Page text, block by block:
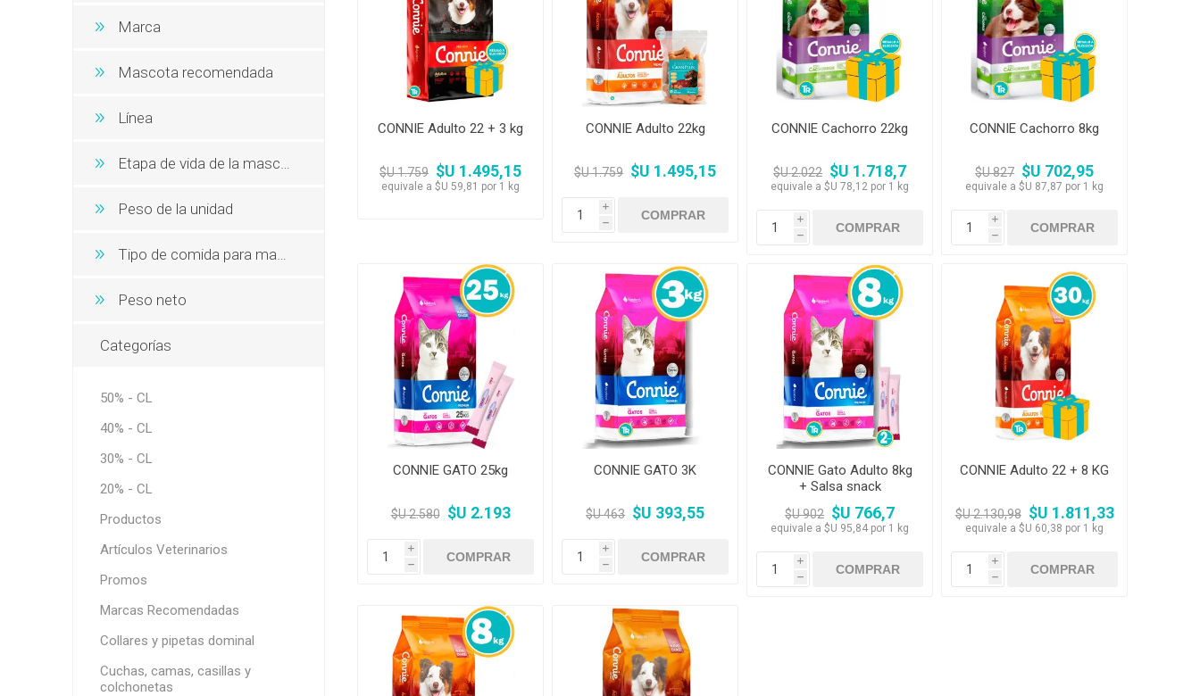
MV Holliday
Primocao
Biofresh
Three Dogs &
Three Cats
Kat Bom
Cachorreiros
Monello Bites
Dietas Veterinarias
Comedero y Bebedero
Juguetes
Chapitas identificatorias
Camas, Cuchas y
Colchonetas
Estética e Higiene
Antipulgas y Antiparasitarios
Artículos Postoperatorio
Shampoos
Snacks, Premios y Patés
Dietas Veterinarias
Transportadoras
Juguetes
Collares y Arneses
Rascadores
Chapitas Identificatorias
Medicamentos
Estética (Cepillos, peines y
tijeras)
Antipulgas y Antiparasitarios
Artículos Postoperatorio
CONNIE Adulto 22 + 3 kg
$U 1.759 $U 1.495,15
equivale a $U 59,81 por 1 kg
CONNIE Adulto 22kg
$U 1.759 $U 1.495,15
i
h
CONNIE Cachorro 22kg
$U 2.022 $U 1.718,7
equivale a $U 78,12 por 1 kg
i
h
CONNIE Cachorro 8kg
$U 827 $U 702,95
equivale a $U 87,87 por 1 kg
i
h
CONNIE GATO 25kg
$U 2.580 $U 2.193
i
h
CONNIE GATO 3K
$U 463 $U 393,55
i
h
CONNIE Gato Adulto 8kg
+ Salsa snack
$U 902 $U 766,7
equivale a $U 95,84 por 1 kg
i
h
CONNIE Adulto 22 + 8 KG
$U 2.130,98 $U 1.811,33
equivale a $U 60,38 por 1 kg
i
h
Marca
Mascota recomendada
Línea
Etapa de vida de la mascota
Peso de la unidad
Tipo de comida para mascotas
Peso neto
Categorías
50% - CL
40% - CL
30% - CL
20% - CL
Productos
Artículos Veterinarios
Promos
Marcas Recomendadas
Collares y pipetas dominal
Cuchas, camas, casillas y
colchonetas